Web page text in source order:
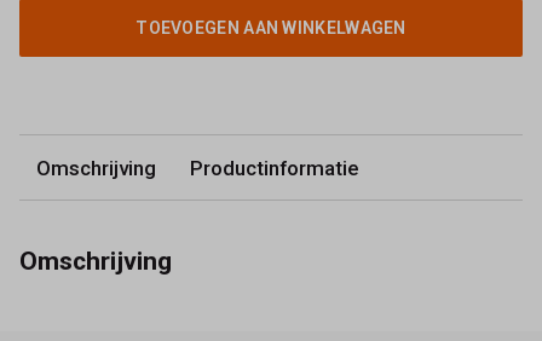
TOEVOEGEN AAN WINKELWAGEN
Omschrijving Productinformatie
Omschrijving